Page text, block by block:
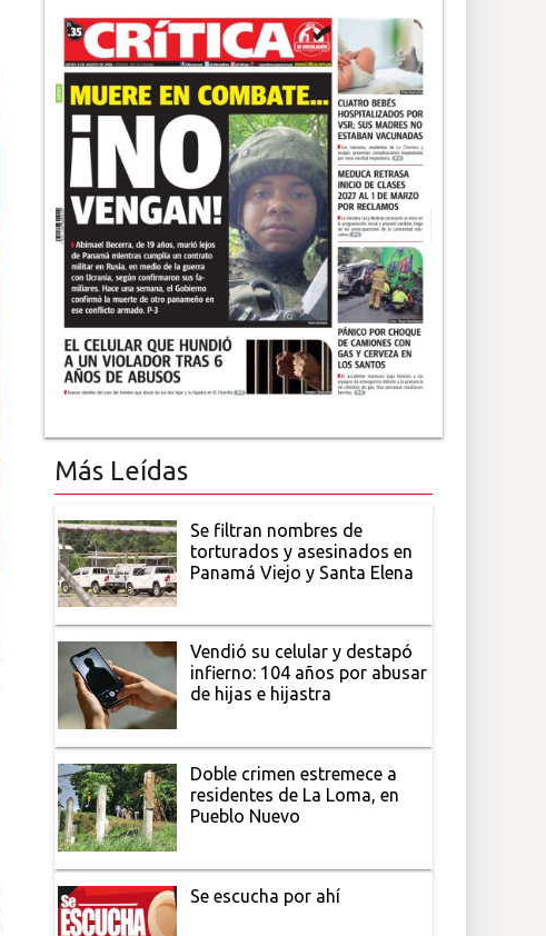
Más Leídas
Se filtran nombres de
torturados y asesinados en
Panamá Viejo y Santa Elena
Vendió su celular y destapó
infierno: 104 años por abusar
de hijas e hijastra
Doble crimen estremece a
residentes de La Loma, en
Pueblo Nuevo
Se escucha por ahí